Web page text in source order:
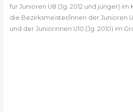
für Junioren U8 (Jg. 2012 und jünger)
die Bezirksmeister/innen der Junioren
und der Juniorinnen U10 (Jg. 2010) im